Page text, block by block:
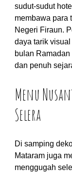
sudut-sudut
membawa para
Negeri Firaun.
daya tarik
bulan
dan penuh
Menu
Selera
Di samping
Mataram juga
menggugah